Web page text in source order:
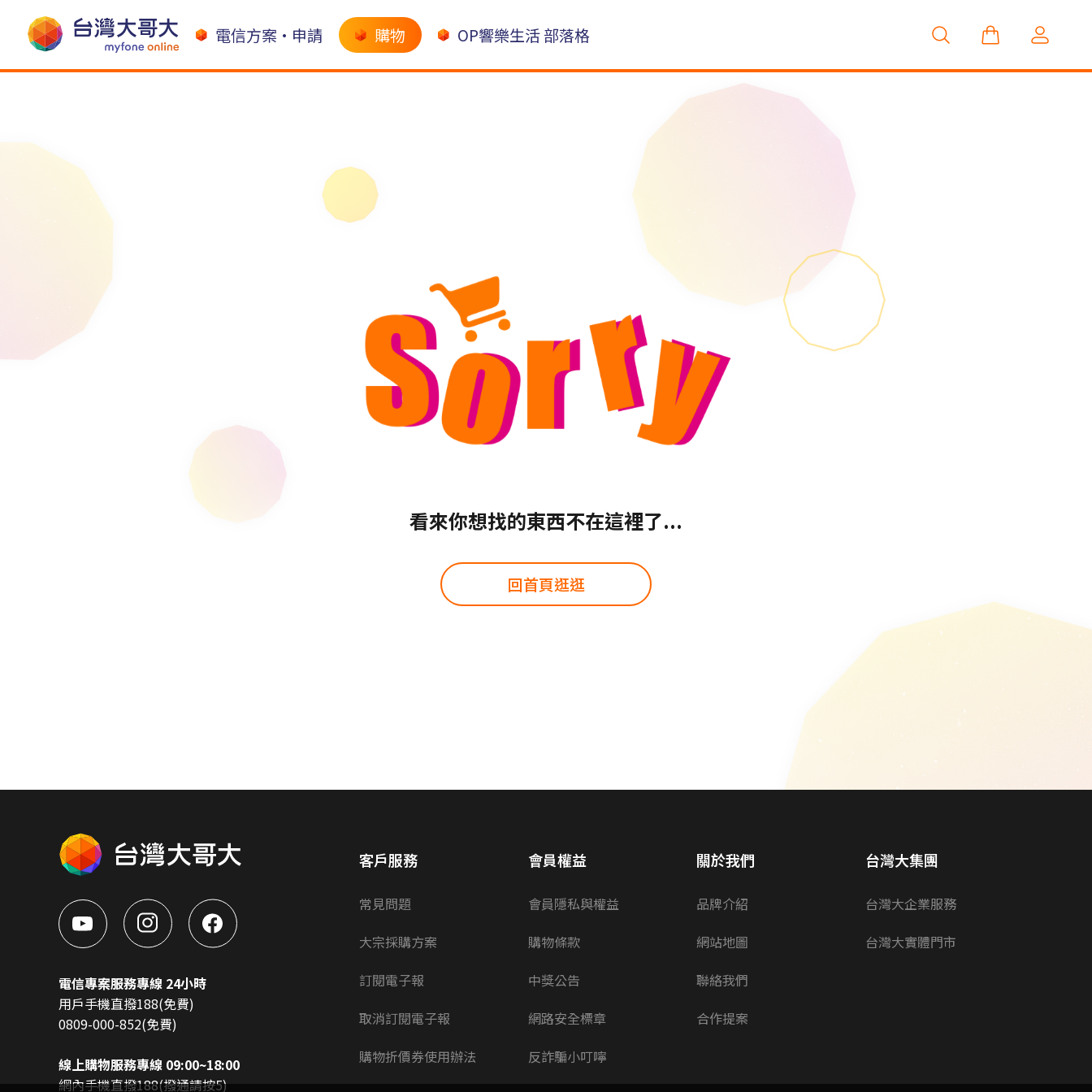
電信方案•申請 購物 OP響樂生活 部落格
看來你想找的東西不在這裡了...
回首頁逛逛
電信專案服務專線 24小時
用戶手機直撥188(免費)
0809-000-852(免費)
線上購物服務專線 09:00~18:00
網內手機直撥188(撥通請按5)
客戶服務
常見問題
大宗採購方案
訂閱電子報
取消訂閱電子報
購物折價券使用辦法
會員權益
會員隱私與權益
購物條款
中獎公告
網路安全標章
反詐騙小叮嚀
關於我們
品牌介紹
網站地圖
聯絡我們
合作提案
台灣大集團
台灣大企業服務
台灣大實體門市